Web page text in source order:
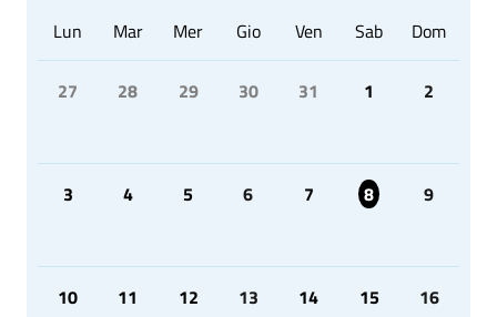
Lun Mar Mer Gio Ven Sab Dom
27 28 29 30 31 1 2
3 4 5 6 7 8 9
10 11 12 13 14 15 16